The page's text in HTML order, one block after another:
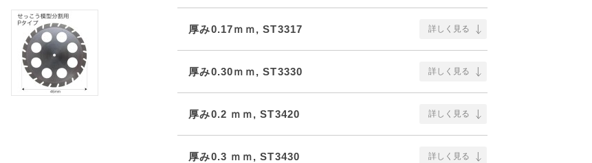
厚み0.17ｍｍ, ST3317 詳しく見る
厚み0.30ｍｍ, ST3330 詳しく見る
厚み0.2 ｍｍ, ST3420 詳しく見る
厚み0.3 ｍｍ, ST3430 詳しく見る